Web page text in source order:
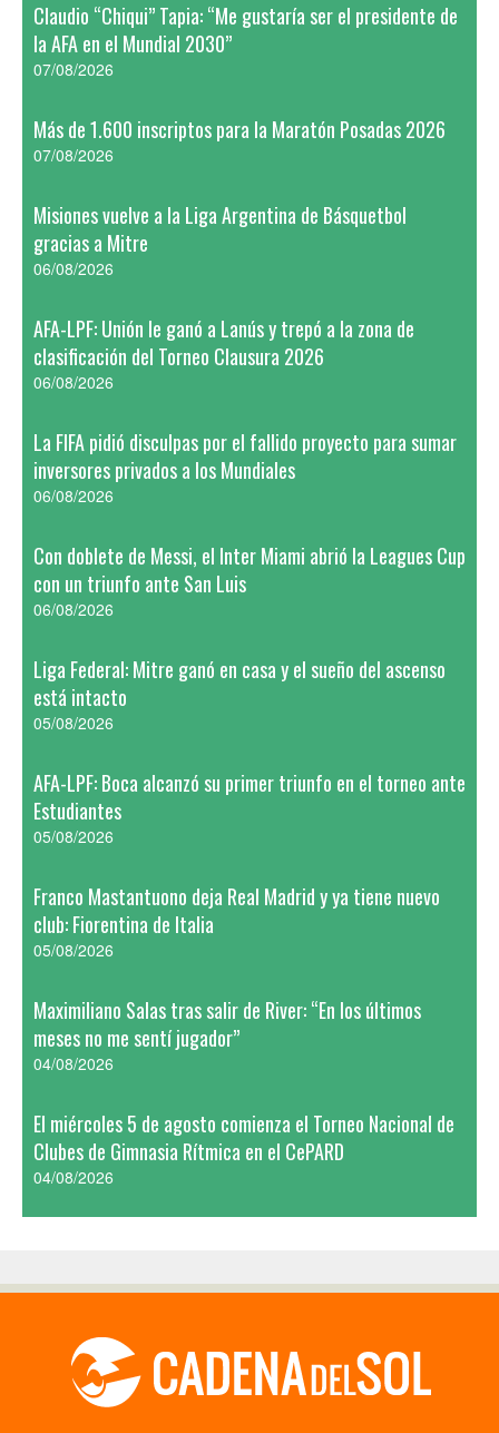
Claudio “Chiqui” Tapia: “Me gustaría ser el presidente de
la AFA en el Mundial 2030”
07/08/2026
Más de 1.600 inscriptos para la Maratón Posadas 2026
07/08/2026
Misiones vuelve a la Liga Argentina de Básquetbol
gracias a Mitre
06/08/2026
AFA-LPF: Unión le ganó a Lanús y trepó a la zona de
clasificación del Torneo Clausura 2026
06/08/2026
La FIFA pidió disculpas por el fallido proyecto para sumar
inversores privados a los Mundiales
06/08/2026
Con doblete de Messi, el Inter Miami abrió la Leagues Cup
con un triunfo ante San Luis
06/08/2026
Liga Federal: Mitre ganó en casa y el sueño del ascenso
está intacto
05/08/2026
AFA-LPF: Boca alcanzó su primer triunfo en el torneo ante
Estudiantes
05/08/2026
Franco Mastantuono deja Real Madrid y ya tiene nuevo
club: Fiorentina de Italia
05/08/2026
Maximiliano Salas tras salir de River: “En los últimos
meses no me sentí jugador”
04/08/2026
El miércoles 5 de agosto comienza el Torneo Nacional de
Clubes de Gimnasia Rítmica en el CePARD
04/08/2026